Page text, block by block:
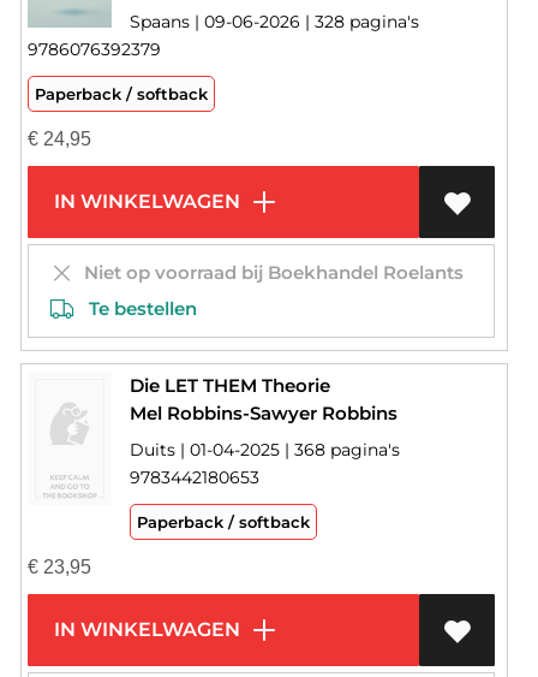
Spaans | 09-06-2026 | 328 pagina's
9786076392379
Paperback / softback
€24,95
IN WINKELWAGEN
Niet op voorraad bij Boekhandel Roelants
Te bestellen
Die LET THEM Theorie
Mel Robbins-Sawyer Robbins
Duits | 01-04-2025 | 368 pagina's
9783442180653
Paperback / softback
€23,95
IN WINKELWAGEN